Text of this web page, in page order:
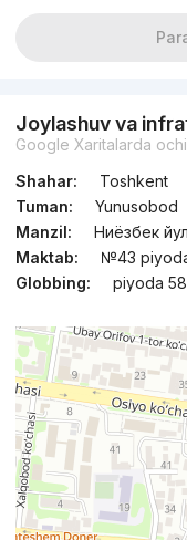
Joylashuv va
Google Xaritalarda
Shahar:
Toshkent
Tuman:
Yunusobod
Manzil:
Ниёзбек
Maktab:
№43
Globbing:
piyoda